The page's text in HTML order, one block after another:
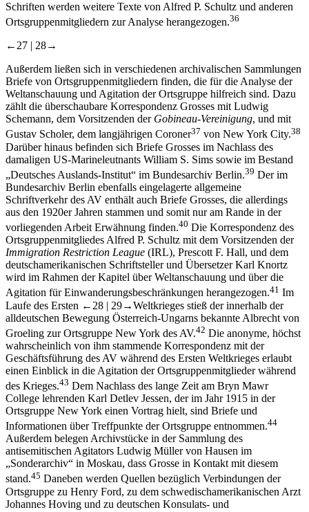
Schriften werden weitere Texte von Alfred P. Schultz und anderen
Ortsgruppenmitgliedern zur Analyse herangezogen.36
←27 | 28→
Außerdem ließen sich in verschiedenen archivalischen Sammlungen
Briefe von Ortsgruppenmitgliedern finden, die für die Analyse der
Weltanschauung und Agitation der Ortsgruppe hilfreich sind. Dazu
zählt die überschaubare Korrespondenz Grosses mit Ludwig
Schemann, dem Vorsitzenden der Gobineau-Vereinigung, und mit
Gustav Scholer, dem langjährigen Coroner37 von New York City.38
Darüber hinaus befinden sich Briefe Grosses im Nachlass des
damaligen US-Marineleutnants William S. Sims sowie im Bestand
„Deutsches Auslands-Institut“ im Bundesarchiv Berlin.39 Der im
Bundesarchiv Berlin ebenfalls eingelagerte allgemeine
Schriftverkehr des AV enthält auch Briefe Grosses, die allerdings
aus den 1920er Jahren stammen und somit nur am Rande in der
vorliegenden Arbeit Erwähnung finden.40 Die Korrespondenz des
Ortsgruppenmitgliedes Alfred P. Schultz mit dem Vorsitzenden der
Immigration Restriction League (IRL), Prescott F. Hall, und dem
deutschamerikanischen Schriftsteller und Übersetzer Karl Knortz
wird im Rahmen der Kapitel über Weltanschauung und über die
Agitation für Einwanderungsbeschränkungen herangezogen.41 Im
Laufe des Ersten ←28 | 29→Weltkrieges stieß der innerhalb der
alldeutschen Bewegung Österreich-Ungarns bekannte Albrecht von
Groeling zur Ortsgruppe New York des AV.42 Die anonyme, höchst
wahrscheinlich von ihm stammende Korrespondenz mit der
Geschäftsführung des AV während des Ersten Weltkrieges erlaubt
einen Einblick in die Agitation der Ortsgruppenmitglieder während
des Krieges.43 Dem Nachlass des lange Zeit am Bryn Mawr
College lehrenden Karl Detlev Jessen, der im Jahr 1915 in der
Ortsgruppe New York einen Vortrag hielt, sind Briefe und
Informationen über Treffpunkte der Ortsgruppe entnommen.44
Außerdem belegen Archivstücke in der Sammlung des
antisemitischen Agitators Ludwig Müller von Hausen im
„Sonderarchiv“ in Moskau, dass Grosse in Kontakt mit diesem
stand.45 Daneben werden Quellen bezüglich Verbindungen der
Ortsgruppe zu Henry Ford, zu dem schwedischamerikanischen Arzt
Johannes Hoving und zu deutschen Konsulats- und